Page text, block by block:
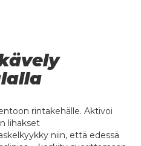
rintakehälle. Aktivoi
lihakset
niin, että edessä